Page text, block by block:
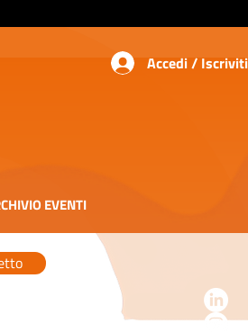
Accedi / Iscriviti
EVENTI